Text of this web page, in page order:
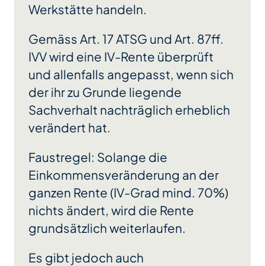
Werkstätte handeln.
Gemäss Art. 17 ATSG und Art. 87ff.
IVV wird eine IV-Rente überprüft
und allenfalls angepasst, wenn sich
der ihr zu Grunde liegende
Sachverhalt nachträglich erheblich
verändert hat.
Faustregel: Solange die
Einkommensveränderung an der
ganzen Rente (IV-Grad mind. 70%)
nichts ändert, wird die Rente
grundsätzlich weiterlaufen.
Es gibt jedoch auch